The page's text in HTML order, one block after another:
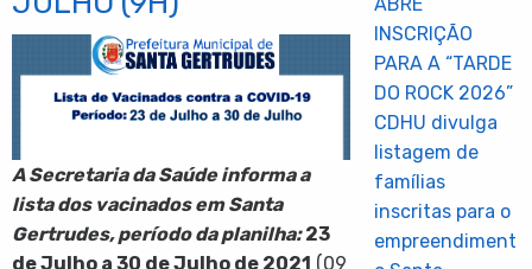
A Secretaria da Saúde informa a
lista dos vacinados em Santa
Gertrudes, período da planilha:23
de Julho a 30 de Julho de 2021 (09
INSCRIÇÃO
PARA A “TARDE
DO ROCK 2026”
CDHU divulga
listagem de
famílias
inscritas para o
empreendiment